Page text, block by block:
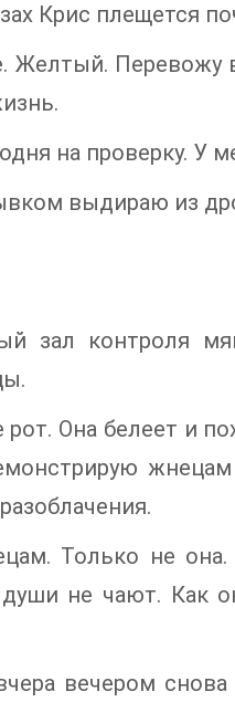
Крис плещется
Желтый.
на проверку. У
выдираю из
зал контроля
Она белеет и
Только не
не чают. Как
вечером снова